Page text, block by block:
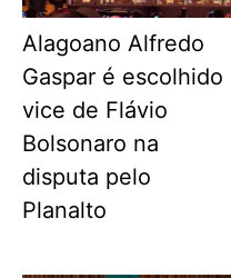
Alagoano Alfredo
Gaspar é escolhido
vice de Flávio
Bolsonaro na
disputa pelo
Planalto